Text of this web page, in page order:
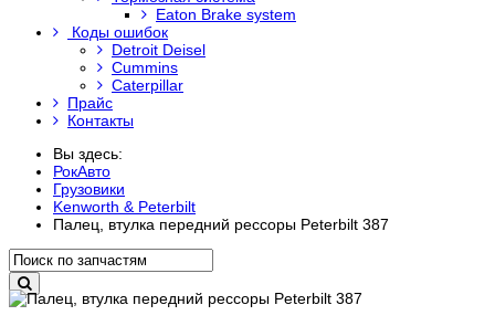
Eaton Brake system
Коды ошибок
Detroit Deisel
Cummins
Caterpillar
Прайс
Контакты
Вы здесь:
РокАвто
Грузовики
Kenworth & Peterbilt
Палец, втулка передний рессоры Peterbilt 387